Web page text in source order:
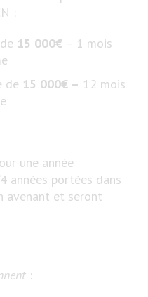
:
15 000€– 1 mois
de 15 000€ – 12 mois
une année
années portées dans
avenant et seront
: